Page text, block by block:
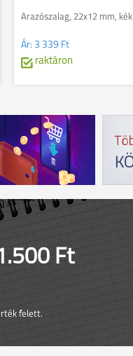
Árazószalag, 22x12 mm, kék
Ár: 3 339 Ft
raktáron
Ft
felett.